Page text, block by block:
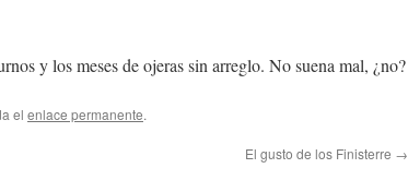
y los meses de ojeras sin arreglo. No suena mal, ¿no?
el enlace permanente.
El gusto de los Finisterre →